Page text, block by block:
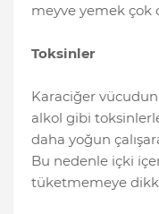
meyve yemek çok
Toksinler
Karaciğer vücudun
alkol gibi
daha yoğun
Bu nedenle içki
tüketmemeye